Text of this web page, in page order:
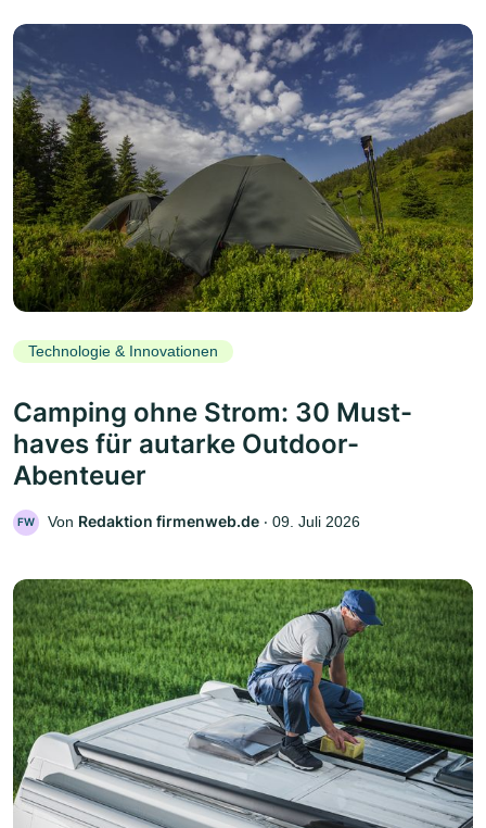
Technologie & Innovationen
Camping ohne Strom: 30 Must-
haves für autarke Outdoor-
Abenteuer
FW Von Redaktion firmenweb.de ‧ 09. Juli 2026